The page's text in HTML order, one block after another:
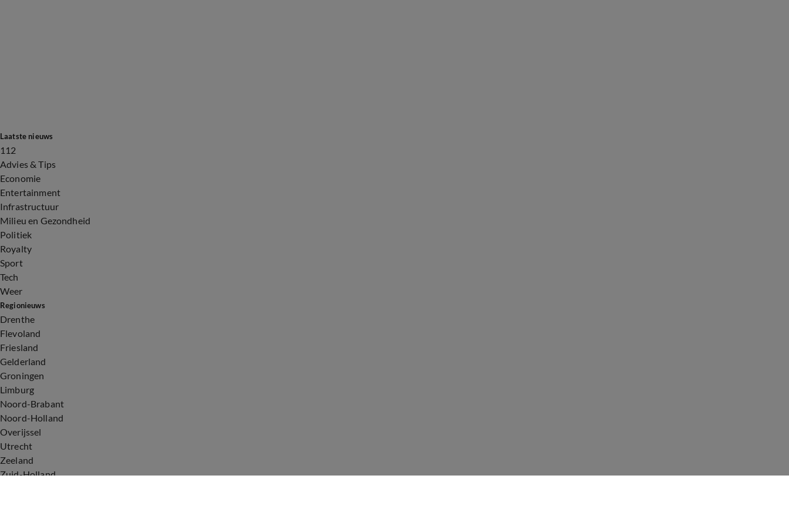
Laatste nieuws
112
Advies & Tips
Economie
Entertainment
Infrastructuur
Milieu en Gezondheid
Politiek
Royalty
Sport
Tech
Weer
Regionieuws
Drenthe
Flevoland
Friesland
Gelderland
Groningen
Limburg
Noord-Brabant
Noord-Holland
Overijssel
Utrecht
Zeeland
Zuid-Holland